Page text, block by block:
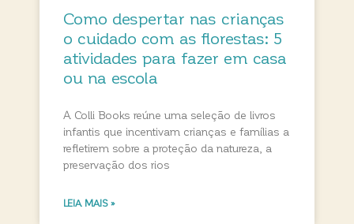
Como despertar nas crianças
o cuidado com as florestas: 5
atividades para fazer em casa
ou na escola
A Colli Books reúne uma seleção de livros
infantis que incentivam crianças e famílias a
refletirem sobre a proteção da natureza, a
preservação dos rios
LEIA MAIS »